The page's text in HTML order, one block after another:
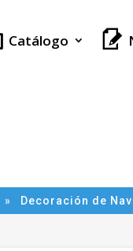
Catálogo
» Decoración de